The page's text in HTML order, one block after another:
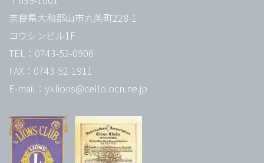
奈良県大和郡山市九条町228-1
コウシンビル1F
TEL：0743-52-0906
FAX：0743-52-1911
E-mail：yklions@cello.ocn.ne.jp